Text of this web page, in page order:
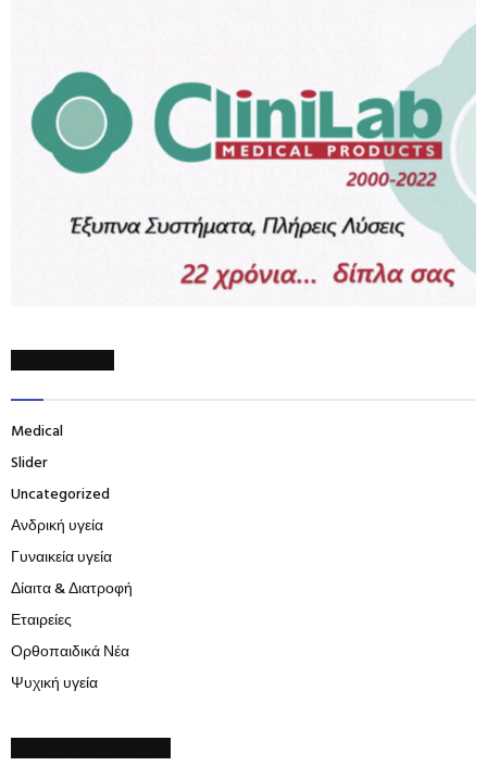
Medical
Slider
Uncategorized
Ανδρική υγεία
Γυναικεία υγεία
Δίαιτα & Διατροφή
Εταιρείες
Ορθοπαιδικά Νέα
Ψυχική υγεία